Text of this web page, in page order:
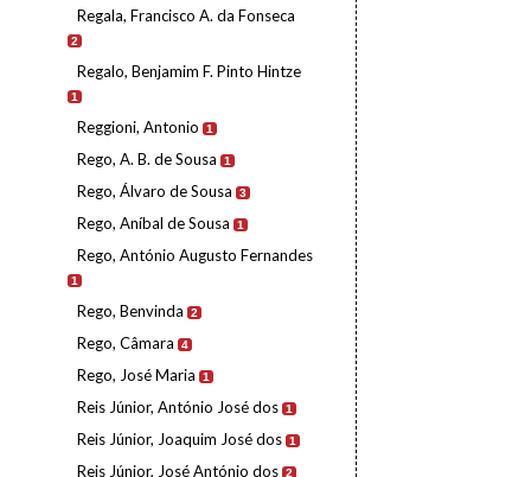
Regala, Francisco A. da Fonseca
2
Regalo, Benjamim F. Pinto Hintze
1
Reggioni, Antonio 1
Rego, A. B. de Sousa 1
Rego, Álvaro de Sousa 3
Rego, Aníbal de Sousa 1
Rego, António Augusto Fernandes
1
Rego, Benvinda 2
Rego, Câmara 4
Rego, José Maria 1
Reis Júnior, António José dos 1
Reis Júnior, Joaquim José dos 1
Reis Júnior, José António dos 2